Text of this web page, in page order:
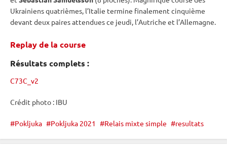
Ukrainiens quatrièmes, l’Italie termine finalement cinquième
devant deux paires attendues ce jeudi, l’Autriche et l’Allemagne.
Replay de la course
Résultats complets :
C73C_v2
Crédit photo : IBU
Pokljuka Pokljuka 2021 Relais mixte simple resultats